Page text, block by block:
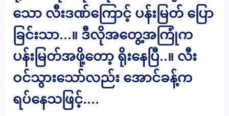
သော လီးဒဏ်ကြောင့် ပန်းမြတ် ပြော
ခြင်းသာ…။ ဒီလိုအတွေ့အကြုံက
ပန်းမြတ်အဖို့တော့ ရိုးနေပြီ..။ လီး
ဝင်သွားသော်လည်း အောင်ခန့်က
ရပ်နေသဖြင့်….